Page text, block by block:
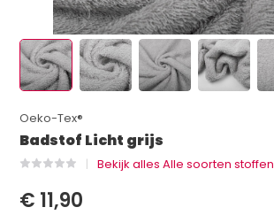
Oeko-Tex®
Badstof Licht grijs
Bekijk alles Alle soorten stoffen
€ 11,90